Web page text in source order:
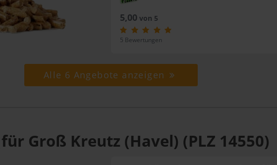
5,00 von 5
5 Bewertungen
Alle 6 Angebote anzeigen
Groß Kreutz (Havel) (PLZ 14550)